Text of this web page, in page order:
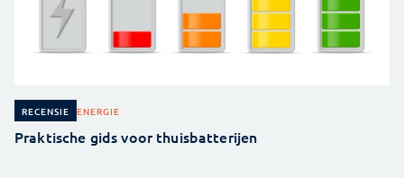
RECENSIE ENERGIE
Praktische gids voor thuisbatterijen